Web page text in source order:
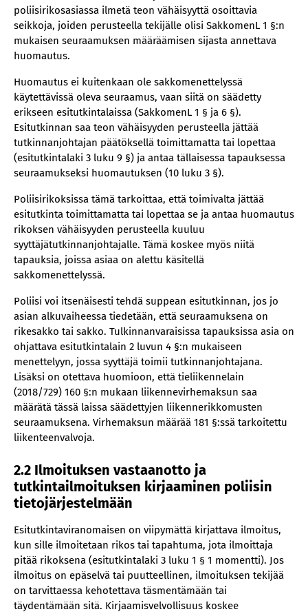
poliisirikosasiassa ilmetä teon vähäisyyttä osoittavia
seikkoja, joiden perusteella tekijälle olisi SakkomenL 1 §:n
mukaisen seuraamuksen määräämisen sijasta annettava
huomautus.
Huomautus ei kuitenkaan ole sakkomenettelyssä
käytettävissä oleva seuraamus, vaan siitä on säädetty
erikseen esitutkintalaissa (SakkomenL 1 § ja 6 §).
Esitutkinnan saa teon vähäisyyden perusteella jättää
tutkinnanjohtajan päätöksellä toimittamatta tai lopettaa
(esitutkintalaki 3 luku 9 §) ja antaa tällaisessa tapauksessa
seuraamukseksi huomautuksen (10 luku 3 §).
Poliisirikoksissa tämä tarkoittaa, että toimivalta jättää
esitutkinta toimittamatta tai lopettaa se ja antaa huomautus
rikoksen vähäisyyden perusteella kuuluu
syyttäjätutkinnanjohtajalle. Tämä koskee myös niitä
tapauksia, joissa asiaa on alettu käsitellä
sakkomenettelyssä.
Poliisi voi itsenäisesti tehdä suppean esitutkinnan, jos jo
asian alkuvaiheessa tiedetään, että seuraamuksena on
rikesakko tai sakko. Tulkinnanvaraisissa tapauksissa asia on
ohjattava esitutkintalain 2 luvun 4 §:n mukaiseen
menettelyyn, jossa syyttäjä toimii tutkinnanjohtajana.
Lisäksi on otettava huomioon, että tieliikennelain
(2018/729) 160 §:n mukaan liikennevirhemaksun saa
määrätä tässä laissa säädettyjen liikennerikkomusten
seuraamuksena. Virhemaksun määrää 181 §:ssä tarkoitettu
liikenteenvalvoja.
2.2 Ilmoituksen vastaanotto ja
tutkintailmoituksen kirjaaminen poliisin
tietojärjestelmään
Esitutkintaviranomaisen on viipymättä kirjattava ilmoitus,
kun sille ilmoitetaan rikos tai tapahtuma, jota ilmoittaja
pitää rikoksena (esitutkintalaki 3 luku 1 § 1 momentti). Jos
ilmoitus on epäselvä tai puutteellinen, ilmoituksen tekijää
on tarvittaessa kehotettava täsmentämään tai
täydentämään sitä. Kirjaamisvelvollisuus koskee